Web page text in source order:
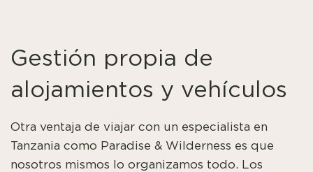
Gestión propia de
alojamientos y vehículos
Otra ventaja de viajar con un especialista en
Tanzania como Paradise & Wilderness es que
nosotros mismos lo organizamos todo. Los